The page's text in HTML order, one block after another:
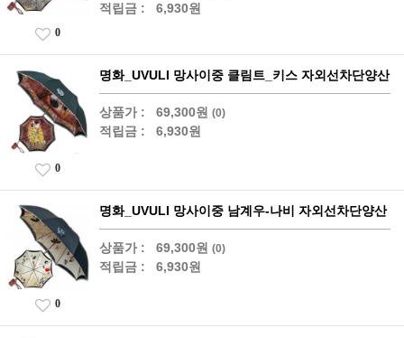
적립금 : 6,930원
0
명화_UVULI 망사이중 클림트_키스 자외선차단양산
상품가 : 69,300원 (0)
적립금 : 6,930원
0
명화_UVULI 망사이중 남계우-나비 자외선차단양산
상품가 : 69,300원 (0)
적립금 : 6,930원
0